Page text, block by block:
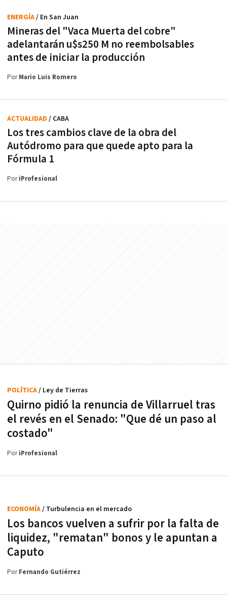
Mineras del "Vaca Muerta del cobre"
adelantarán u$s250 M no reembolsables
antes de iniciar la producción
ENERGÍA/ En San Juan
PorMario Luis Romero
Los tres cambios clave de la obra del
Autódromo para que quede apto para la
Fórmula 1
ACTUALIDAD / CABA
PoriProfesional
Quirno pidió la renuncia de Villarruel tras
el revés en el Senado: "Que dé un paso al
costado"
POLÍTICA/ Ley de Tierras
PoriProfesional
Los bancos vuelven a sufrir por la falta de
liquidez, "rematan" bonos y le apuntan a
Caputo
ECONOMÍA/ Turbulencia en el mercado
PorFernando Gutiérrez